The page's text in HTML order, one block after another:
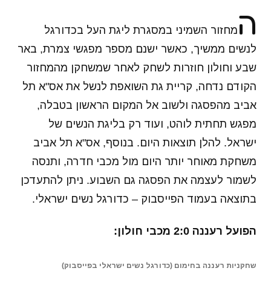
המחזור השמיני במסגרת ליגת העל בכדורגל
לנשים ממשיך, כאשר ישנם מספר מפגשי צמרת, באר
שבע וחולון חוזרות לשחק לאחר שמשחקן מהמחזור
הקודם נדחה, קריית גת השואפת לנשל את אס"א תל
אביב מהפסגה ולשוב אל המקום הראשון בטבלה,
מפגש תחתית לוהט, ועוד רק בליגת הנשים של
ישראל. להלן תוצאות היום. בנוסף, אס"א תל אביב
משחקת מאוחר יותר היום מול מכבי חדרה, ותנסה
לשמור לעצמה את הפסגה גם השבוע. ניתן להתעדכן
בתוצאה בעמוד הפייסבוק – כדורגל נשים ישראלי.
הפועל רעננה 2:0 מכבי חולון:
שחקניות רעננה בחימום (כדורגל נשים ישראלי בפייסבוק)